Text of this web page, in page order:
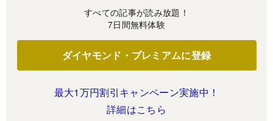
すべての記事が読み放題！
7日間無料体験
ダイヤモンド・プレミアムに登録
最大1万円割引キャンペーン実施中！
詳細はこちら